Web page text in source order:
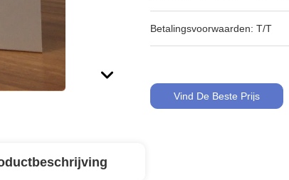
Betalingsvoorwaarden: T/T
Vind De Beste Prijs